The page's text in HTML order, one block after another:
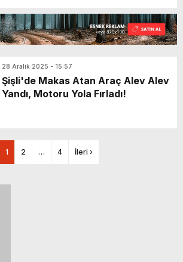
28 Aralık 2025 - 15:57
Şişli'de Makas Atan Araç Alev Alev
Yandı, Motoru Yola Fırladı!
1 2 … 4 İleri ›